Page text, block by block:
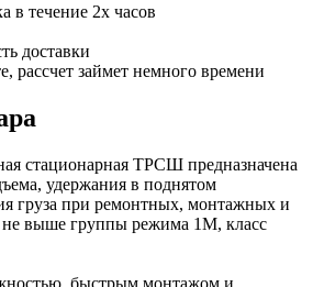
в течение 2х часов
доставки
рассчет займет немного времени
стационарная ТРСШ предназначена
удержания в поднятом
груза при ремонтных, монтажных и
не выше группы режима 1М, класс
быстрым монтажом и